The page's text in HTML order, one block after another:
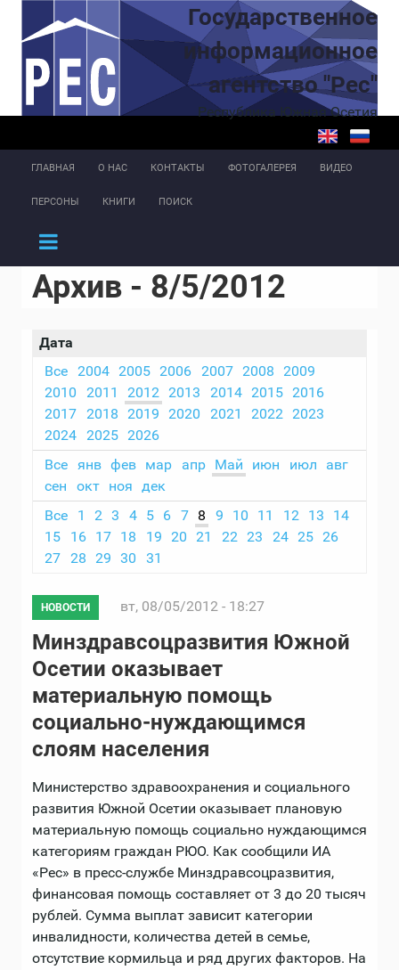
Перейти к основному содержаниюГосударственное
информационное
агентство "Рес"
Республика Южная Осетия
ГЛАВНАЯ О НАС КОНТАКТЫ ФОТОГАЛЕРЕЯ ВИДЕО
ПЕРСОНЫ КНИГИ ПОИСК
Архив - 8/5/2012
Дата
Все
2004 2005 2006 2007 2008
2009
2010
2011 2012 2013 2014 2015 2016
2017
2018 2019 2020 2021 2022 2023
2024
2025
2026
Все янв фев мар апр Май июн июл
авг
сен
окт ноя дек
Все
1 2 3 4 5 6 7 8 9 10 11 12 13
14
15
16 17 18 19 20 21 22 23 24 25 26
27
28 29 30 31
НОВОСТИ вт, 08/05/2012 - 18:27
Минздравсоцразвития Южной
Осетии оказывает
материальную помощь
социально-нуждающимся
слоям населения
Министерство здравоохранения и социального
развития Южной Осетии оказывает плановую
материальную помощь социально нуждающимся
категориям граждан РЮО. Как сообщили ИА
«Рес» в пресс-службе Минздравсоцразвития,
финансовая помощь составляет от 3 до 20 тысяч
рублей. Сумма выплат зависит категории
инвалидности, количества детей в семье,
отсутствие кормильца и ряд других факторов. На